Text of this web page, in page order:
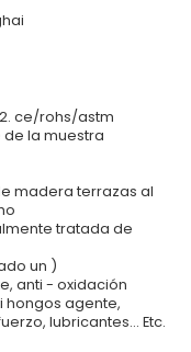
ce/rohs/astm
la muestra
madera terrazas al
tratada de
un )
anti - oxidación
hongos agente,
lubricantes... Etc.